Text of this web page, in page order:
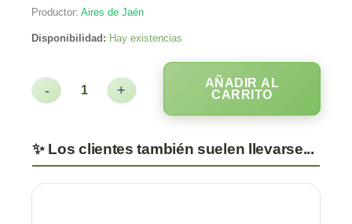
Productor: Aires de Jaén
Disponibilidad: Hay existencias
- +
AÑADIR AL
CARRITO